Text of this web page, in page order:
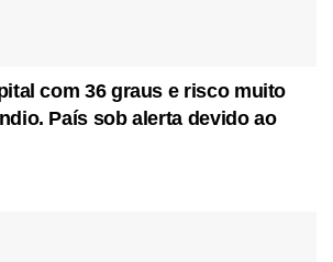
com 36 graus e risco muito
País sob alerta devido ao